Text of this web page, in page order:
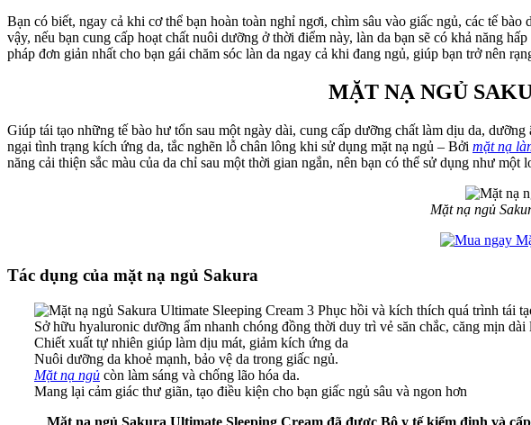
Bạn có biết, ngay cả khi cơ thể bạn hoàn toàn nghỉ ngơi, chìm sâu vào giấc ngủ, các tế
vậy, nếu bạn cung cấp hoạt chất nuôi dưỡng ở thời điểm này, làn da bạn sẽ có khả năng
pháp đơn giản nhất cho bạn gái chăm sóc làn da ngay cả khi đang ngủ, giúp bạn trở nên
MẶT NẠ NGỦ
Giúp tái tạo những tế bào hư tổn sau một ngày dài, cung cấp dưỡng chất làm dịu da,
ngại tình trạng kích ứng da, tắc nghẽn lỗ chân lông khi sử dụng mặt nạ ngủ – Bởi mặt nạ
năng cải thiện sắc màu của da chỉ sau một thời gian ngắn, nên bạn có thể sử dụng như một
Mặt nạ ngủ
Tác dụng của mặt nạ ngủ Sakura
Phục hồi và kích thích quá trình tái
Sở hữu hyaluronic dưỡng ẩm nhanh chóng đồng thời duy trì vẻ săn chắc, căng mịn dài
Chiết xuất tự nhiên giúp làm dịu mát, giảm kích ứng da
Nuôi dưỡng da khoẻ mạnh, bảo vệ da trong giấc ngủ.
Mặt nạ ngủ còn làm sáng và chống lão hóa da.
Mang lại cảm giác thư giãn, tạo điều kiện cho bạn giấc ngủ sâu và ngon hơn
Mặt nạ ngủ Sakura Ultimate Sleeping Cream đã được Bộ y tế kiểm định và